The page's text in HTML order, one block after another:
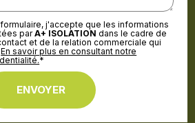
j'accepte que les informations
parA+ ISOLATION dans le cadre de
et de la relation commerciale qui
En savoir plus en consultant notre
*